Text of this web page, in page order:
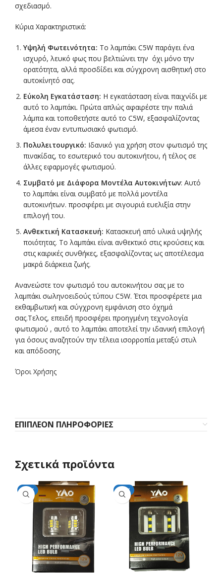
σχεδιασμό.
Κύρια Χαρακτηριστικά:
Υψηλή Φωτεινότητα: Το λαμπάκι C5W παράγει ένα
ισχυρό, λευκό φως που βελτιώνει την όχι μόνο την
ορατότητα, αλλά προσδίδει και σύγχρονη αισθητική στο
αυτοκίνητό σας.
Εύκολη Εγκατάσταση: Η εγκατάσταση είναι παιχνίδι με
αυτό το λαμπάκι. Πρώτα απλώς αφαιρέστε την παλιά
λάμπα και τοποθετήστε αυτό το C5W, εξασφαλίζοντας
άμεσα έναν εντυπωσιακό φωτισμό.
Πολυλειτουργικό: Ιδανικό για χρήση στον φωτισμό της
πινακίδας, το εσωτερικό του αυτοκινήτου, ή τέλος σε
άλλες εφαρμογές φωτισμού.
Συμβατό με Διάφορα Μοντέλα Αυτοκινήτων: Αυτό
το λαμπάκι είναι συμβατό με πολλά μοντέλα
αυτοκινήτων. προσφέρει με σιγουριά ευελιξία στην
επιλογή του.
Ανθεκτική Κατασκευή: Κατασκευή από υλικά υψηλής
ποιότητας. Το λαμπάκι είναι ανθεκτικό στις κρούσεις και
στις καιρικές συνθήκες, εξασφαλίζοντας ως αποτέλεσμα
μακρά διάρκεια ζωής.
Ανανεώστε τον φωτισμό του αυτοκινήτου σας με το
λαμπάκι σωληνοειδούς τύπου C5W. Έτσι προσφέρετε μια
εκθαμβωτική και σύγχρονη εμφάνιση στο όχημά
σας.Τελος, επειδή προσφέρει προηγμένη τεχνολογία
φωτισμού , αυτό το λαμπάκι αποτελεί την ιδανική επιλογή
για όσους αναζητούν την τέλεια ισορροπία μεταξύ στυλ
και απόδοσης.
Όροι Χρήσης
ΕΠΙΠΛΈΟΝ ΠΛΗΡΟΦΟΡΊΕΣ
Σχετικά προϊόντα
NEW NEW